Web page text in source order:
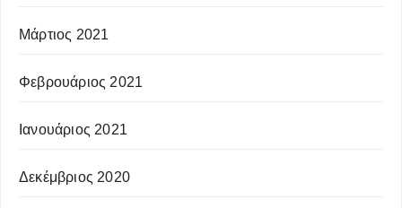
Μάρτιος 2021
Φεβρουάριος 2021
Ιανουάριος 2021
Δεκέμβριος 2020